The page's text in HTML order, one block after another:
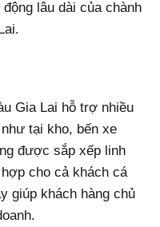
lâu dài của chành
Gia Lai hỗ trợ nhiều
tại kho, bến xe
được sắp xếp linh
cho cả khách cá
giúp khách hàng chủ